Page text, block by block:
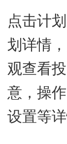
点击计
划详情
观查看
意，操
设置等